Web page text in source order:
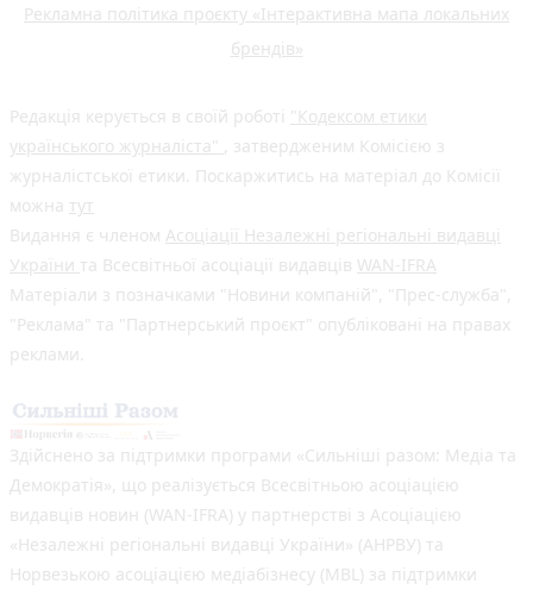
Рекламна політика проєкту «Інтерактивна мапа локальних
брендів»
Редакція керується в своїй роботі "Кодексом етики
українського журналіста"
, затвердженим Комісією з
журналістської етики. Поскаржитись на матеріал до Комісії
можна тут
Видання є членом Асоціації Незалежні регіональні видавці
України та Всесвітньої асоціації видавців WAN-IFRA
Матеріали з позначками "Новини компаній", "Прес-служба",
"Реклама" та "Партнерський проєкт" опубліковані на правах
реклами.
Здійснено за підтримки програми «Сильніші разом: Медіа та
Демократія», що реалізується Всесвітньою асоціацією
видавців новин (WAN-IFRA) у партнерстві з Асоціацією
«Незалежні регіональні видавці України» (АНРВУ) та
Норвезькою асоціацією медіабізнесу (MBL) за підтримки